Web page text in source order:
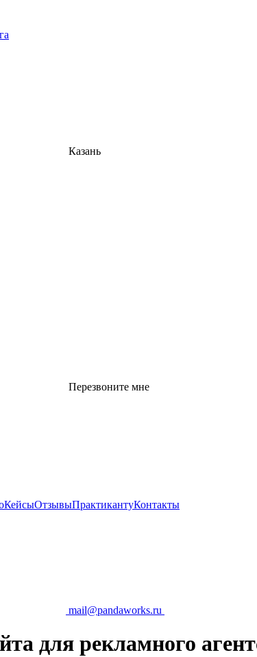
Казань
Перезвоните мне
КейсыОтзывыПрактикантуКонтакты
mail@pandaworks.ru
для рекламного